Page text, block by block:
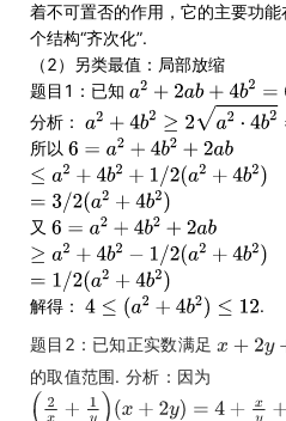
着不可置否的作用，它的主要功
个结构“齐次化”.
（2）另类最值：局部放缩
题目1：已知
分析：
所以
又
解得：
.
题目2：已知正实数满足
的取值范围. 分析：因为